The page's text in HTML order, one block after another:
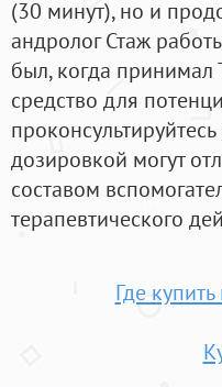
(30 минут), но и
андролог Стаж
был, когда
средство для
дозировкой могут
составом
терапевтического
Где